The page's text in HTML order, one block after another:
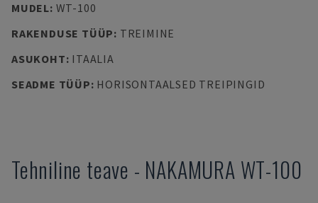
MUDEL: WT-100
RAKENDUSE TÜÜP: TREIMINE
ASUKOHT: ITAALIA
SEADME TÜÜP: HORISONTAALSED TREIPINGID
Tehniline teave - NAKAMURA WT-100